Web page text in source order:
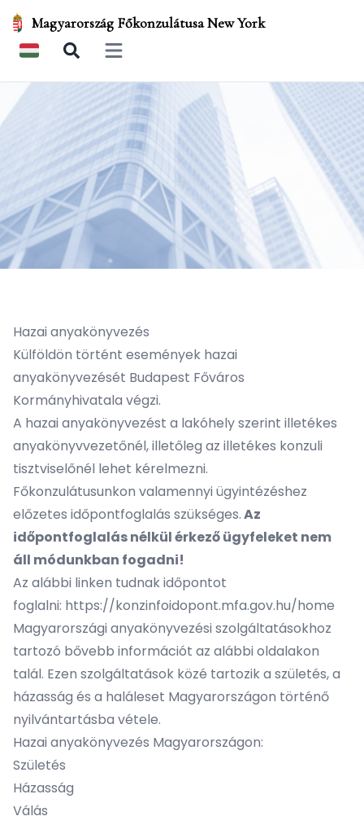
Magyarország Főkonzulátusa New York
Open main menu
Hazai anyakönyvezés
Külföldön történt események hazai
anyakönyvezését Budapest Főváros
Kormányhivatala végzi.
A hazai anyakönyvezést a lakóhely szerint illetékes
anyakönyvvezetőnél, illetőleg az illetékes konzuli
tisztviselőnél lehet kérelmezni.
Főkonzulátusunkon valamennyi ügyintézéshez
előzetes időpontfoglalás szükséges.Az
időpontfoglalás nélkül érkező ügyfeleket nem
áll módunkban fogadni!
Az alábbi linken tudnak időpontot
foglalni: https://konzinfoidopont.mfa.gov.hu/home
Magyarországi anyakönyvezési szolgáltatásokhoz
tartozó bővebb információt az alábbi oldalakon
talál. Ezen szolgáltatások közé tartozik a születés, a
házasság és a haláleset Magyarországon történő
nyilvántartásba vétele.
Hazai anyakönyvezés Magyarországon:
Születés
Házasság
Válás